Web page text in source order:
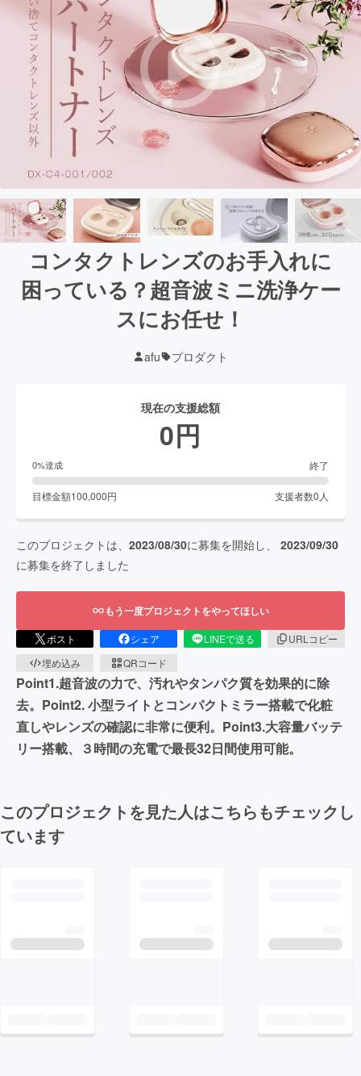
コンタクトレンズのお手入れに
困っている？超音波ミニ洗浄ケー
スにお任せ！
afu プロダクト
現在の支援総額
0円
0%達成 終了
目標金額100,000円 支援者数0 人
このプロジェクトは、 2023/08/30に募集を開始し、 2023/09/30
に募集を終了しました
もう一度プロジェクトをやってほしい
ポスト シェア LINEで送る
URLコピー
埋め込み
QRコード
Point1.超音波の力で、汚れやタンパク質を効果的に除
去。Point2. 小型ライトとコンパクトミラー搭載で化粧
直しやレンズの確認に非常に便利。Point3.大容量バッテ
リー搭載、３時間の充電で最長32日間使用可能。
このプロジェクトを見た人はこちらもチェックし
ています